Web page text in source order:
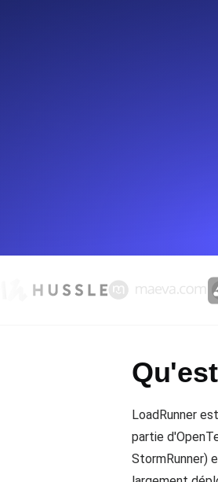
LoadRunner
partie
StormRunner)